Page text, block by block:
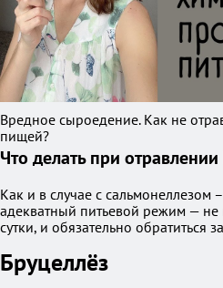
Вредное сыроедение. Как не
пищей?
Что делать при
Как и в случае с сальмонеллезом
адекватный питьевой режим —
сутки, и обязательно
Бруцеллёз